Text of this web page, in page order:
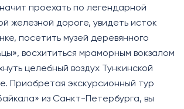
проехать по легендарной
железной дороге, увидеть исток
посетить музей деревянного
восхититься мраморным вокзалом
целебный воздух Тункинской
Приобретая экскурсионный тур
из Санкт-Петербурга, вы